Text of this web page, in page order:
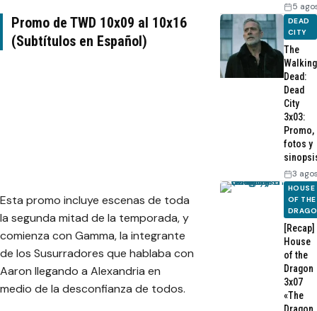
Promo de TWD 10x09 al 10x16
(Subtítulos en Español)
Esta promo incluye escenas de toda
la segunda mitad de la temporada, y
comienza con Gamma, la integrante
de los Susurradores que hablaba con
Aaron llegando a Alexandria en
medio de la desconfianza de todos.
5
DEAD
CITY
The
Walking
Dead:
Dead
City
3x03:
Promo,
fotos y
3
HOUSE
OF THE
[Recap]
House
of the
Dragon
3x07
«The